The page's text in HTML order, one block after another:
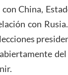
China,
con